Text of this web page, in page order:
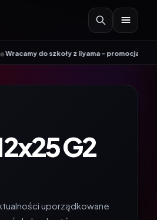
do szkoły z iiyama – promocja Back to
G2
uporządkowane